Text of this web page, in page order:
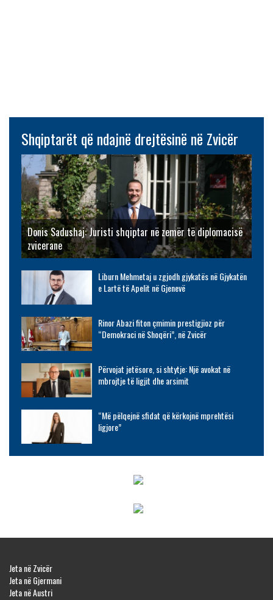
Shqiptarët që ndajnë drejtësinë në Zvicër
Donis Sadushaj: Juristi shqiptar në zemër të diplomacisë
zvicerane
Liburn Mehmetaj u zgjodh gjykatës në Gjykatën
e Lartë të Apelit në Gjenevë
Rinor Abazi fiton çmimin prestigjioz për
“Demokraci në Shoqëri”, në Zvicër
Përvojat jetësore, si shtytje: Një avokat në
mbrojtje të ligjit dhe arsimit
“Më pëlqejnë sfidat që kërkojnë mprehtësi
ligjore”
Jeta në Zvicër
Jeta në Gjermani
Jeta në Austri